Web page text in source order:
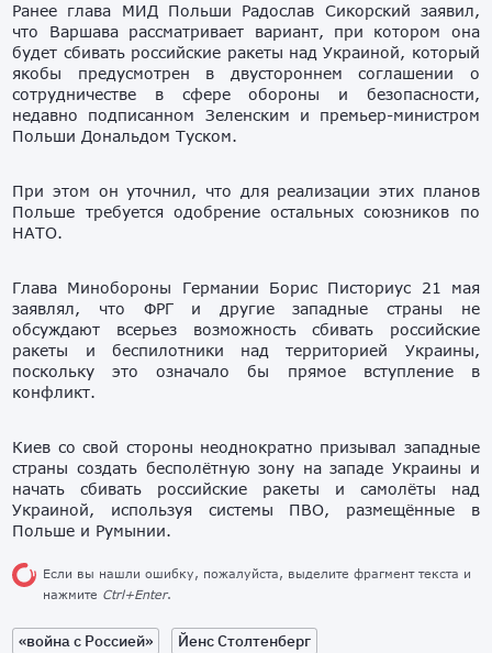
Ранее глава МИД Польши Радослав Сикорский заявил,
что Варшава рассматривает вариант, при котором она
будет сбивать российские ракеты над Украиной, который
якобы предусмотрен в двустороннем соглашении о
сотрудничестве в сфере обороны и безопасности,
недавно подписанном Зеленским и премьер-министром
Польши Дональдом Туском.
При этом он уточнил, что для реализации этих планов
Польше требуется одобрение остальных союзников по
НАТО.
Глава Минобороны Германии Борис Писториус 21 мая
заявлял, что ФРГ и другие западные страны не
обсуждают всерьез возможность сбивать российские
ракеты и беспилотники над территорией Украины,
поскольку это означало бы прямое вступление в
конфликт.
Киев со свой стороны неоднократно призывал западные
страны создать бесполётную зону на западе Украины и
начать сбивать российские ракеты и самолёты над
Украиной, используя системы ПВО, размещённые в
Польше и Румынии.
Если вы нашли ошибку, пожалуйста, выделите фрагмент текста и
нажмите Ctrl+Enter.
«война с Россией»
Йенс Столтенберг